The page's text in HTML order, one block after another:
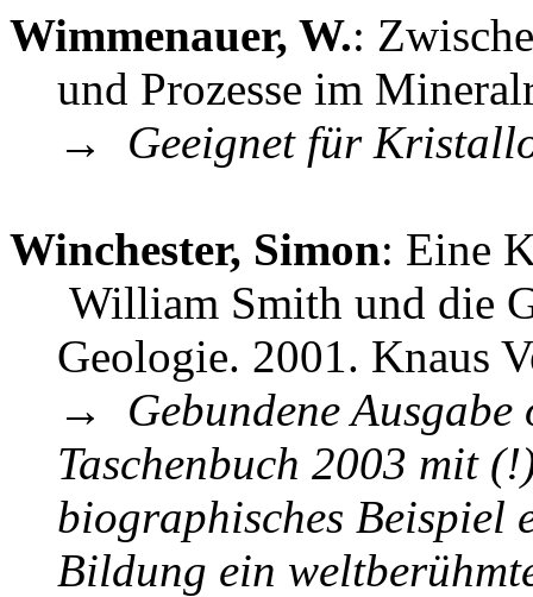
Wimmenauer, W.:
und Prozesse im
→
Geeignet für
Winchester, Simon: Eine
William Smith und die
Geologie. 2001. Knaus
→
Gebundene
Taschenbuch 2003 mit
biographisches Beispiel
Bildung ein